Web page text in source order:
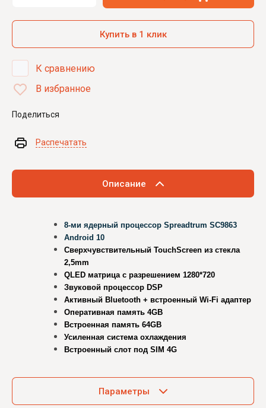
Купить в 1 клик
К сравнению
В избранное
Поделиться
Распечатать
Описание
8-ми ядерный процессор Spreadtrum SC9863
Android 10
Сверхчувствительный TouchScreen из стекла
2,5mm
QLED матрица с разрешением 1280*720
Звуковой процессор DSP
Активный Bluetooth + встроенный Wi-Fi адаптер
Оперативная память 4GB
Встроенная память 64GB
Усиленная система охлаждения
Встроенный слот под SIM 4G
Параметры